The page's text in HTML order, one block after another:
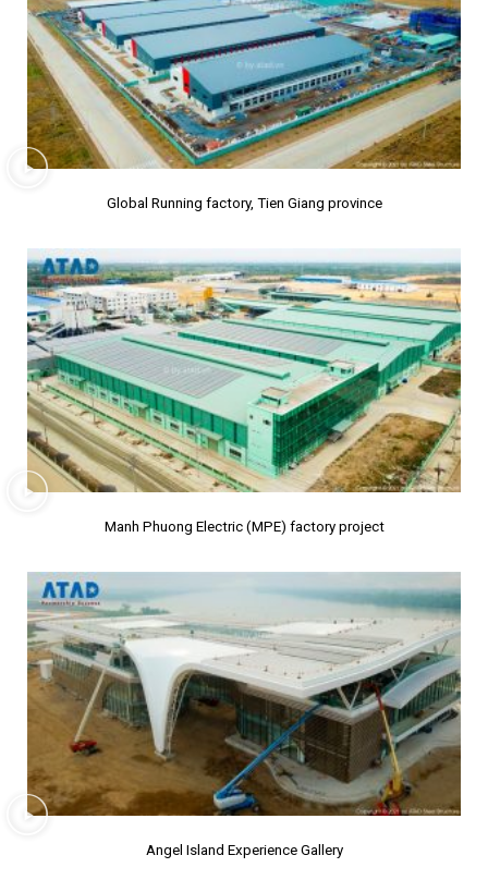
Global Running factory, Tien Giang province
Manh Phuong Electric (MPE) factory project
Angel Island Experience Gallery